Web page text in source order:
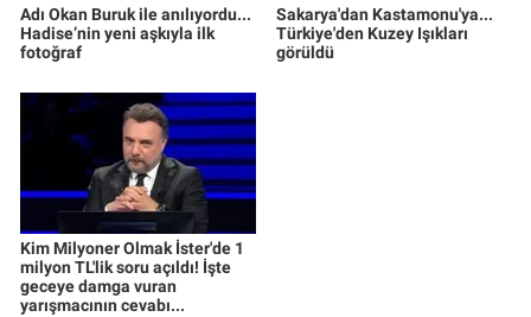
Adı Okan Buruk ile anılıyordu...
Hadise’nin yeni aşkıyla ilk
fotoğraf
Sakarya'dan Kastamonu'ya...
Türkiye'den Kuzey Işıkları
görüldü
Kim Milyoner Olmak İster'de 1
milyon TL'lik soru açıldı! İşte
geceye damga vuran
yarışmacının cevabı...